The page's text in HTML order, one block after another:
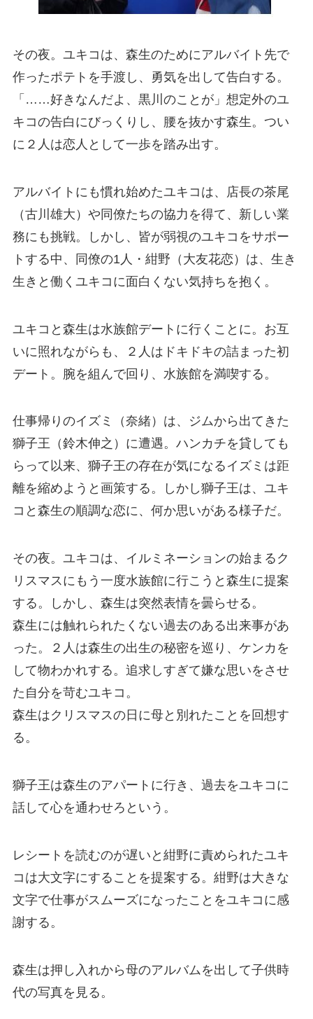
その夜。ユキコは、森生のためにアルバイト先で
作ったポテトを手渡し、勇気を出して告白する。
「……好きなんだよ、黒川のことが」想定外のユ
キコの告白にびっくりし、腰を抜かす森生。つい
に２人は恋人として一歩を踏み出す。
アルバイトにも慣れ始めたユキコは、店長の茶尾
（古川雄大）や同僚たちの協力を得て、新しい業
務にも挑戦。しかし、皆が弱視のユキコをサポー
トする中、同僚の1人・紺野（大友花恋）は、生き
生きと働くユキコに面白くない気持ちを抱く。
ユキコと森生は水族館デートに行くことに。お互
いに照れながらも、２人はドキドキの詰まった初
デート。腕を組んで回り、水族館を満喫する。
仕事帰りのイズミ（奈緒）は、ジムから出てきた
獅子王（鈴木伸之）に遭遇。ハンカチを貸しても
らって以来、獅子王の存在が気になるイズミは距
離を縮めようと画策する。しかし獅子王は、ユキ
コと森生の順調な恋に、何か思いがある様子だ。
その夜。ユキコは、イルミネーションの始まるク
リスマスにもう一度水族館に行こうと森生に提案
する。しかし、森生は突然表情を曇らせる。
森生には触れられたくない過去のある出来事があ
った。２人は森生の出生の秘密を巡り、ケンカを
して物わかれする。追求しすぎて嫌な思いをさせ
た自分を苛むユキコ。
森生はクリスマスの日に母と別れたことを回想す
る。
獅子王は森生のアパートに行き、過去をユキコに
話して心を通わせろという。
レシートを読むのが遅いと紺野に責められたユキ
コは大文字にすることを提案する。紺野は大きな
文字で仕事がスムーズになったことをユキコに感
謝する。
森生は押し入れから母のアルバムを出して子供時
代の写真を見る。